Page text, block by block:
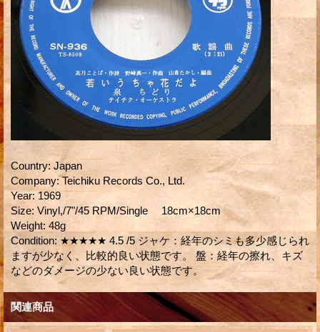
Country: Japan
Company: Teichiku Records Co., Ltd.
Year: 1969
Size: Vinyl,/7"/45 RPM/Single 18cm×18cm
Weight: 48g
Condition: ★★★★★ 4.5 /5 ジャケ：経年のシミも多少感じられ
ますが少なく、比較的良い状態です。 盤：経年の擦れ、キズ
などのダメージの少ない良い状態です。
関連商品